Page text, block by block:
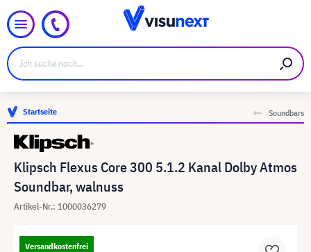
Startseite Soundbars
Klipsch Flexus Core 300 5.1.2 Kanal Dolby Atmos
Soundbar, walnuss
Artikel-Nr.: 1000036279
Versandkostenfrei